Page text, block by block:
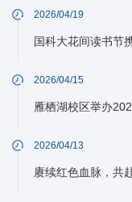
2026/04/19
国科大花间读书节
2026/04/15
雁栖湖校区举办
2026/04/13